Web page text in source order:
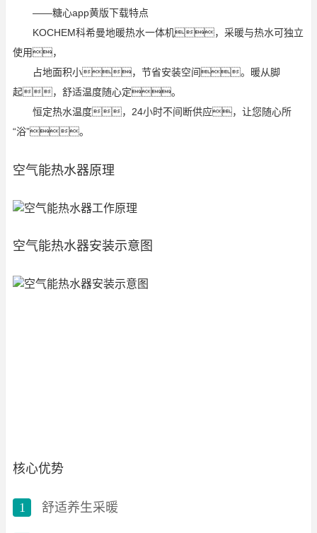
——糖心app黄版下载特点
KOCHEM科希曼地暖热水一体机，采暖与热水可独立
使用，
占地面积小，节省安装空间。暖从脚
起，舒适温度随心定。
恒定热水温度，24小时不间断供应，让您随心所
“浴”。
空气能热水器原理
空气能热水器安装示意图
核心优势
1 舒适养生采暖